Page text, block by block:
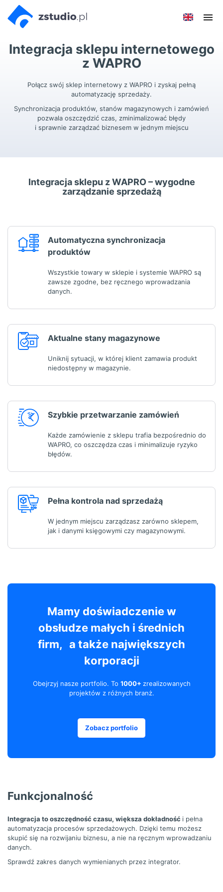
Przejdź
do menu
Przejdź do
aktualności
Przejdź
do
w
stopce
Integracja sklepu internetowego
z WAPRO
Połącz swój sklep internetowy z WAPRO i zyskaj pełną
automatyzację sprzedaży.
Synchronizacja produktów, stanów magazynowych i zamówień
pozwala oszczędzić czas, zminimalizować błędy
i sprawnie zarządzać biznesem w jednym miejscu
Integracja sklepu z WAPRO – wygodne
zarządzanie sprzedażą
Automatyczna synchronizacja
produktów
Wszystkie towary w sklepie i systemie WAPRO są
zawsze zgodne, bez ręcznego wprowadzania
danych.
Aktualne stany magazynowe
Uniknij sytuacji, w której klient zamawia produkt
niedostępny w magazynie.
Szybkie przetwarzanie zamówień
Każde zamówienie z sklepu trafia bezpośrednio do
WAPRO, co oszczędza czas i minimalizuje ryzyko
błędów.
Pełna kontrola nad sprzedażą
W jednym miejscu zarządzasz zarówno sklepem,
jak i danymi księgowymi czy magazynowymi.
Mamy doświadczenie w
obsłudze małych i średnich
firm, a także największych
korporacji
Obejrzyj nasze portfolio. To 1000+ zrealizowanych
projektów z różnych branż.
Zobacz portfolio
Funkcjonalność
Integracja to oszczędność czasu, większa dokładność i pełna
automatyzacja procesów sprzedażowych. Dzięki temu możesz
skupić się na rozwijaniu biznesu, a nie na ręcznym wprowadzaniu
danych.
Sprawdź zakres danych wymienianych przez integrator.